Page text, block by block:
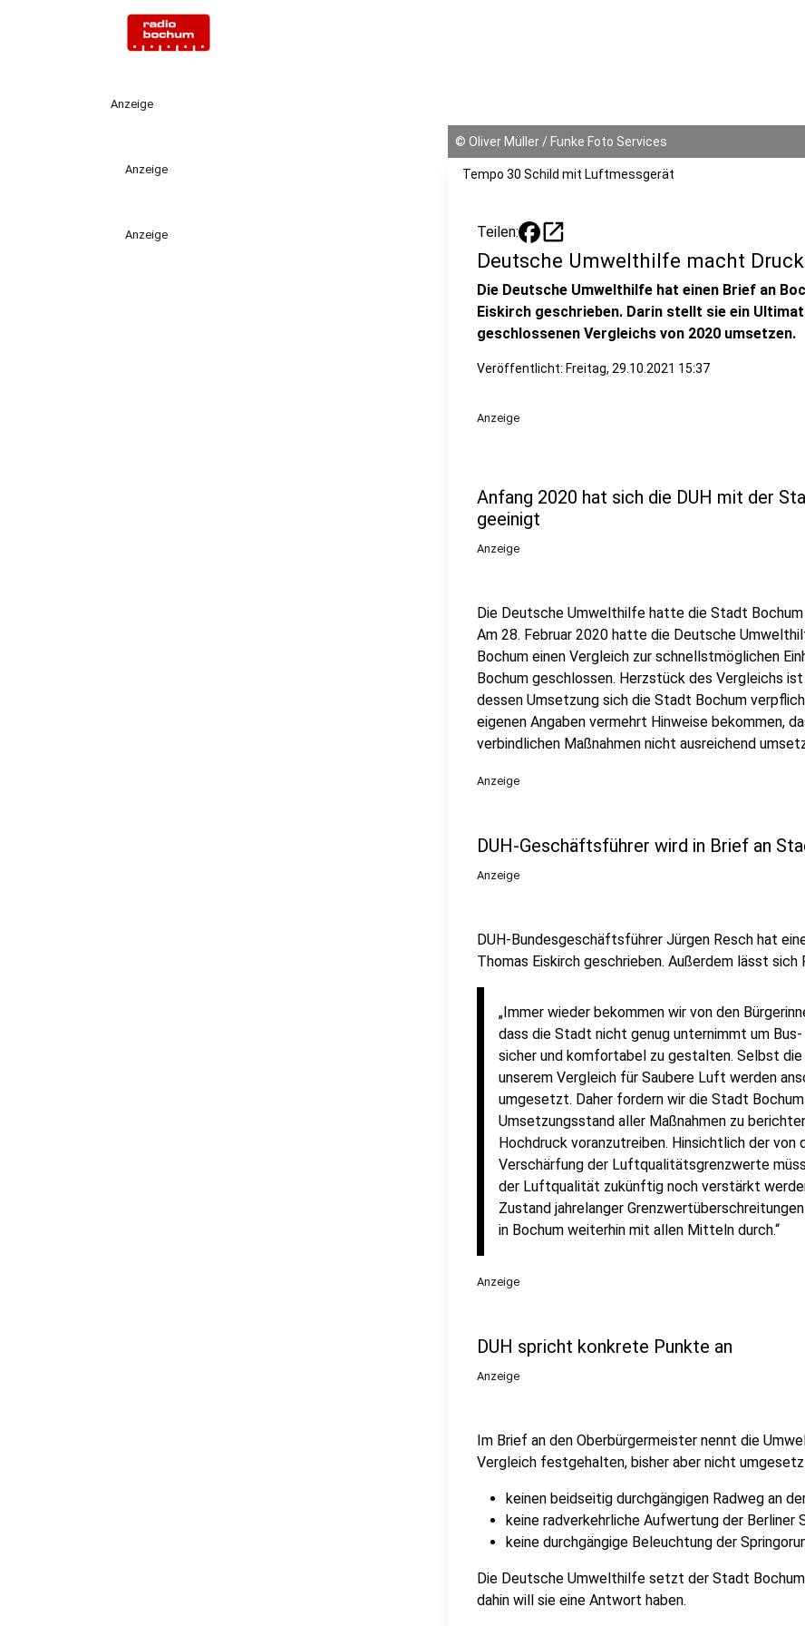
Anzeige
Anzeige
Anzeige
© Oliver Müller / Funke Foto Services
Tempo 30 Schild mit Luftmessgerät
Teilen: open_in_new
Deutsche Umwelthilfe macht
Die Deutsche Umwelthilfe hat einen Brief an
Eiskirch geschrieben. Darin stellt sie ein
geschlossenen Vergleichs von 2020 umsetzen.
Veröffentlicht: Freitag, 29.10.2021 15:37
Anzeige
Anfang 2020 hat sich die DUH mit der
geeinigt
Anzeige
Die Deutsche Umwelthilfe hatte die Stadt
Am 28. Februar 2020 hatte die Deutsche
Bochum einen Vergleich zur schnellstmöglichen
Bochum geschlossen. Herzstück des Vergleichs
dessen Umsetzung sich die Stadt Bochum
eigenen Angaben vermehrt Hinweise bekommen,
verbindlichen Maßnahmen nicht ausreichend
Anzeige
DUH-Geschäftsführer wird in Brief an
Anzeige
DUH-Bundesgeschäftsführer Jürgen Resch hat
Thomas Eiskirch geschrieben. Außerdem lässt
„Immer wieder bekommen wir von den
dass die Stadt nicht genug unternimmt um Bus-
sicher und komfortabel zu gestalten. Selbst
unserem Vergleich für Saubere Luft werden
umgesetzt. Daher fordern wir die Stadt
Umsetzungsstand aller Maßnahmen zu
Hochdruck voranzutreiben. Hinsichtlich der von
Verschärfung der Luftqualitätsgrenzwerte
der Luftqualität zukünftig noch verstärkt
Zustand jahrelanger
in Bochum weiterhin mit allen Mitteln durch.“
Anzeige
DUH spricht konkrete Punkte an
Anzeige
Im Brief an den Oberbürgermeister nennt die
Vergleich festgehalten, bisher aber nicht
keinen beidseitig durchgängigen Radweg an
keine radverkehrliche Aufwertung der Berliner
keine durchgängige Beleuchtung der
Die Deutsche Umwelthilfe setzt der Stadt
dahin will sie eine Antwort haben.